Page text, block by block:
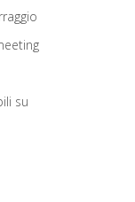
su